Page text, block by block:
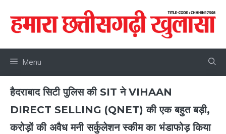
content
Menu
हैदराबाद सिटी पुलिस की SIT ने VIHAAN
DIRECT SELLING (QNET) की एक बहुत बड़ी,
करोड़ों की अवैध मनी सर्कुलेशन स्कीम का भंडाफोड़ किया